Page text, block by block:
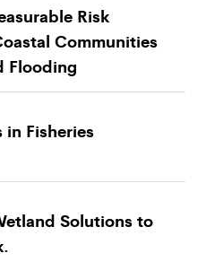
Risk
Communities
Flooding
in Fisheries
Solutions to